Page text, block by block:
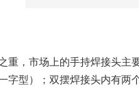
重，市场上的手持焊接头主
字型）；双摆焊接头内有两